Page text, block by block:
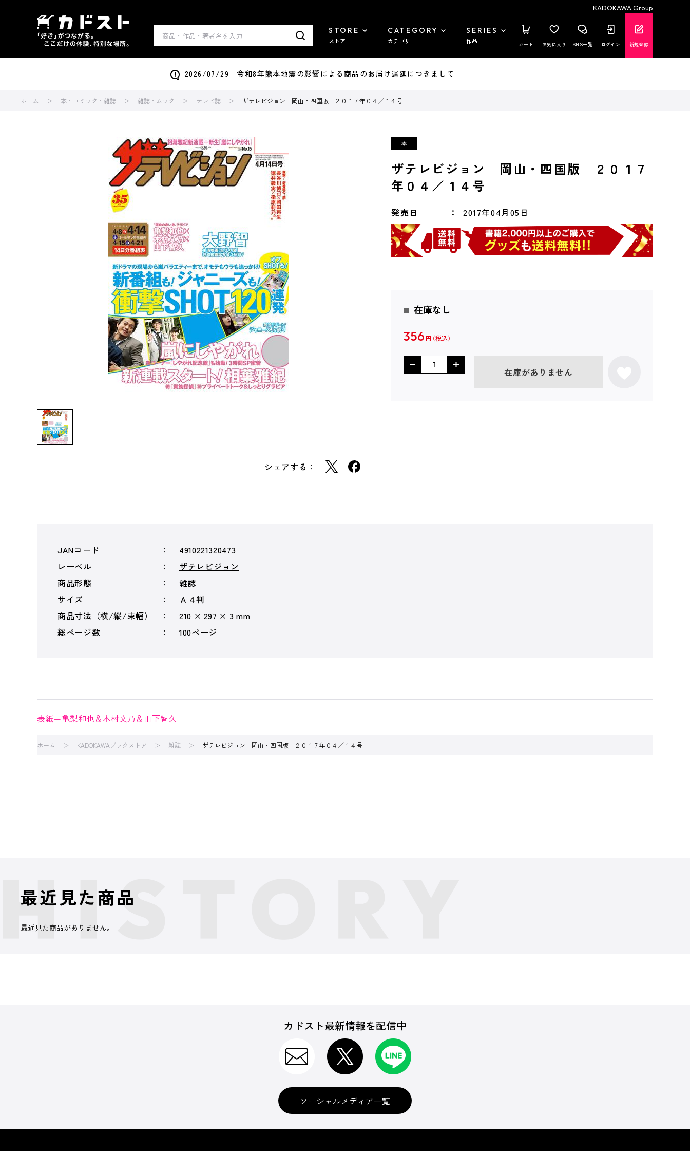
KADOKAWA Group
STORE
ストア
CATEGORY
カテゴリ
SERIES
作品 カート お気に入り SNS一覧 ログイン 新規登録
2026/07/29 令和8年熊本地震の影響による商品のお届け遅延につきまして
ホーム 本・コミック・雑誌 雑誌・ムック テレビ誌 ザテレビジョン 岡山・四国版 ２０１７年０４／１４号
シェアする：
ザテレビジョン 岡山・四国版 ２０１７
年０４／１４号
発売日 2017年04月05日
在庫なし
356 円
在庫がありません
JANコード
4910221320473
レーベル
ザテレビジョン
商品形態
雑誌
サイズ
Ａ４判
商品寸法（横/縦/束幅）
210 × 297 × 3 mm
総ページ数
100ページ
表紙＝亀梨和也＆木村文乃＆山下智久
ホーム KADOKAWAブックストア 雑誌 ザテレビジョン 岡山・四国版 ２０１７年０４／１４号
最近見た商品
最近見た商品がありません。
カドスト最新情報を配信中
ソーシャルメディア一覧